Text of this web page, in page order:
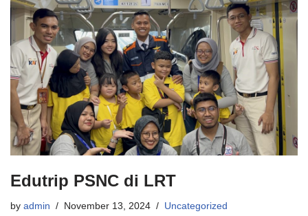
Edutrip PSNC di LRT
by admin November 13, 2024 Uncategorized